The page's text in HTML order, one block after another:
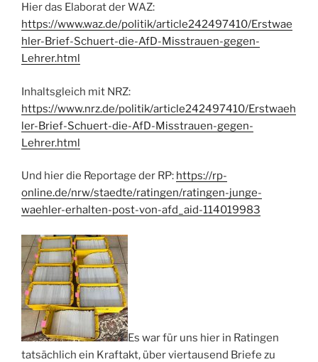
Hier das Elaborat der WAZ:
https://www.waz.de/politik/article242497410/Erstwae
hler-Brief-Schuert-die-AfD-Misstrauen-gegen-
Lehrer.html
Inhaltsgleich mit NRZ:
https://www.nrz.de/politik/article242497410/Erstwaeh
ler-Brief-Schuert-die-AfD-Misstrauen-gegen-
Lehrer.html
Und hier die Reportage der RP: https://rp-
online.de/nrw/staedte/ratingen/ratingen-junge-
waehler-erhalten-post-von-afd_aid-114019983
Es war für uns hier in Ratingen
tatsächlich ein Kraftakt, über viertausend Briefe zu